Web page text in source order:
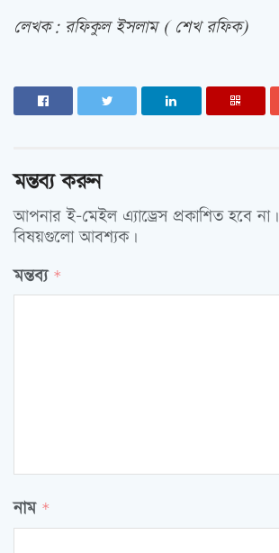
লেখক: রফিকুল ইসলাম ( শেখ রফিক)
মন্তব্য করুন
আপনার ই-মেইল এ্যাড্রেস প্রকাশিত হবে না।
বিষয়গুলো আবশ্যক।
মন্তব্য *
নাম *